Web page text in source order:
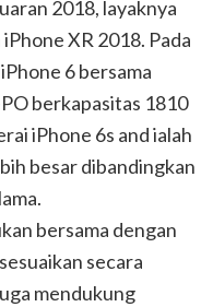
2018, layaknya
XR 2018. Pada
6 bersama
berkapasitas 1810
iPhone 6s and ialah
besar dibandingkan
bersama dengan
secara
mendukung